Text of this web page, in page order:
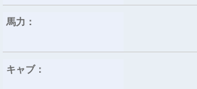
馬力：
キャブ：